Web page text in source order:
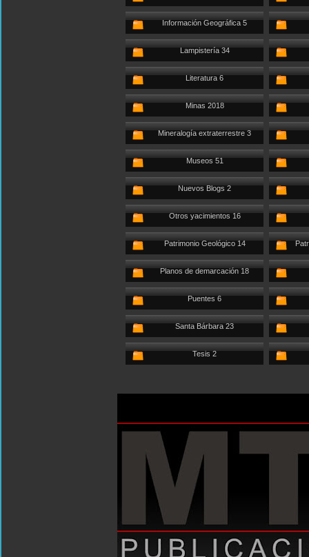
Información Geográfica 5
Lampistería 34
Literatura 6
Minas 2018
Mineralogía extraterrestre 3
Museos 51
Nuevos Blogs 2
Otros yacimientos 16
Patrimonio Geológico 14
Planos de demarcación 18
Puentes 6
Santa Bárbara 23
Tesis 2